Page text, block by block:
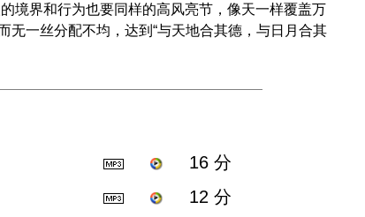
境界和行为也要同样的高风亮节，像天一样覆盖万
一丝分配不均，达到“与天地合其德，与日月合其
16 分
12 分